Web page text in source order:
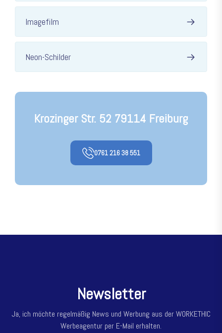
Imagefilm
Neon-Schilder
Krozinger Str. 52 79114 Freiburg
0761 216 38 551
Newsletter
Ja, ich möchte regelmäßig News und Werbung aus der WORKETHIC
Werbeagentur per E-Mail erhalten.